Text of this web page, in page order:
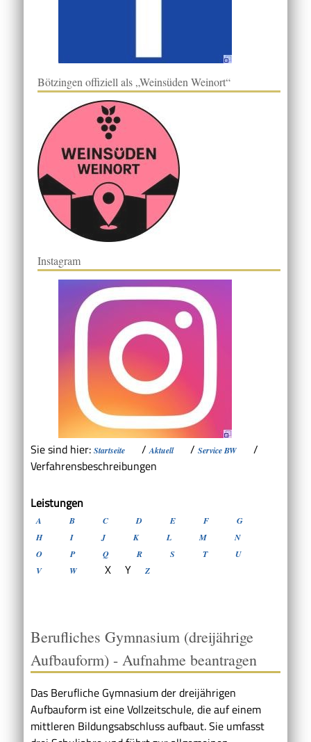
Bötzingen offiziell als „Weinsüden Weinort“
Instagram
Sie sind hier: Startseite /Aktuell / Service BW
/
Verfahrensbeschreibungen
Leistungen
A B C D E F
G
H
I J K L M
N
O
P Q R S T
U
V
W X Y Z
Berufliches Gymnasium (dreijährige
Aufbauform) - Aufnahme beantragen
Das Berufliche Gymnasium der dreijährigen
Aufbauform ist eine Vollzeitschule, die auf einem
mittleren Bildungsabschluss aufbaut. Sie umfasst